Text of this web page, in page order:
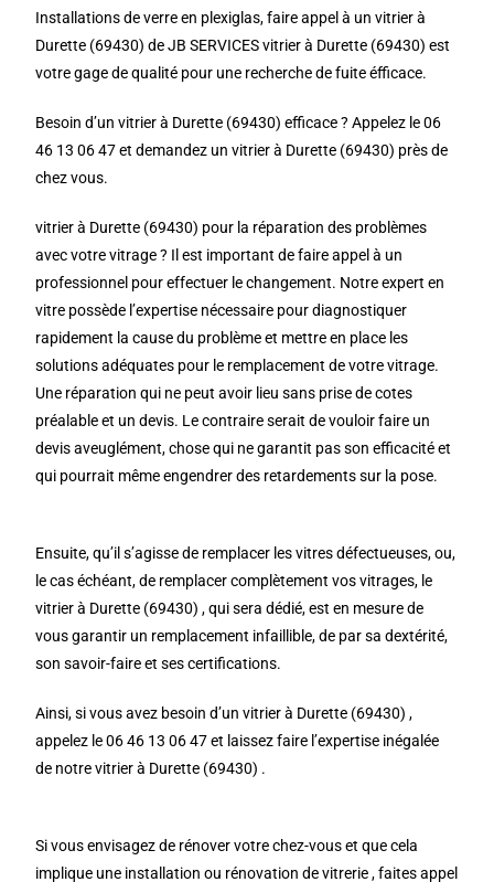
Installations de verre en plexiglas, faire appel à un vitrier à
Durette (69430) de JB SERVICES vitrier à Durette (69430) est
votre gage de qualité pour une recherche de fuite éfficace.
Besoin d’un vitrier à Durette (69430) efficace ? Appelez le 06
46 13 06 47 et demandez un vitrier à Durette (69430) près de
chez vous.
vitrier à Durette (69430) pour la réparation des problèmes
avec votre vitrage ? Il est important de faire appel à un
professionnel pour effectuer le changement. Notre expert en
vitre possède l’expertise nécessaire pour diagnostiquer
rapidement la cause du problème et mettre en place les
solutions adéquates pour le remplacement de votre vitrage.
Une réparation qui ne peut avoir lieu sans prise de cotes
préalable et un devis. Le contraire serait de vouloir faire un
devis aveuglément, chose qui ne garantit pas son efficacité et
qui pourrait même engendrer des retardements sur la pose.
Ensuite, qu’il s’agisse de remplacer les vitres défectueuses, ou,
le cas échéant, de remplacer complètement vos vitrages, le
vitrier à Durette (69430) , qui sera dédié, est en mesure de
vous garantir un remplacement infaillible, de par sa dextérité,
son savoir-faire et ses certifications.
Ainsi, si vous avez besoin d’un vitrier à Durette (69430) ,
appelez le 06 46 13 06 47 et laissez faire l’expertise inégalée
de notre vitrier à Durette (69430) .
Si vous envisagez de rénover votre chez-vous et que cela
implique une installation ou rénovation de vitrerie , faites appel